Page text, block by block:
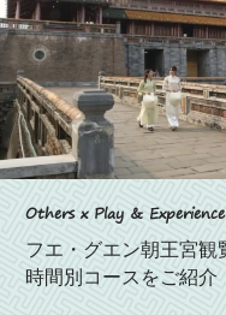
Others x Play & Experience
フエ・グエン朝王宮
時間別コースをご紹介